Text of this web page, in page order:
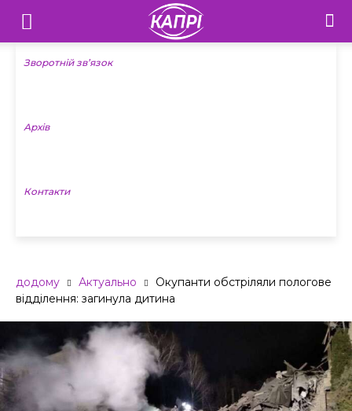
Телебачення
«Капрі»
Новини
Зворотній зв’язок
Архів
Контакти
додому Актуально
Окупанти обстріляли пологове
відділення: загинула дитина